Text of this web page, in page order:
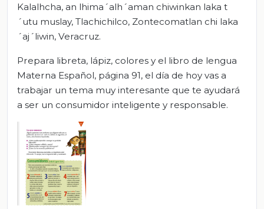
Kalalhcha, an lhima´alh´aman chiwinkan laka t
´utu muslay, Tlachichilco, Zontecomatlan chi laka
´aj´liwin, Veracruz.
Prepara libreta, lápiz, colores y el libro de lengua
Materna Español, página 91, el día de hoy vas a
trabajar un tema muy interesante que te ayudará
a ser un consumidor inteligente y responsable.